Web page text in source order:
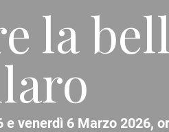
la
venerdì 6 Marzo 2026,